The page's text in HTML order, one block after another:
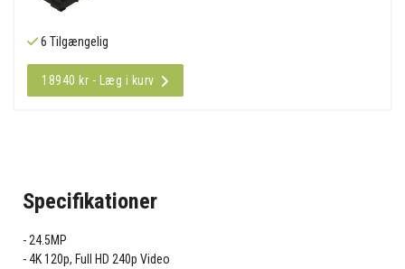
6 Tilgængelig
18940 kr - Læg i kurv
Specifikationer
24.5MP
4K 120p, Full HD 240p Video